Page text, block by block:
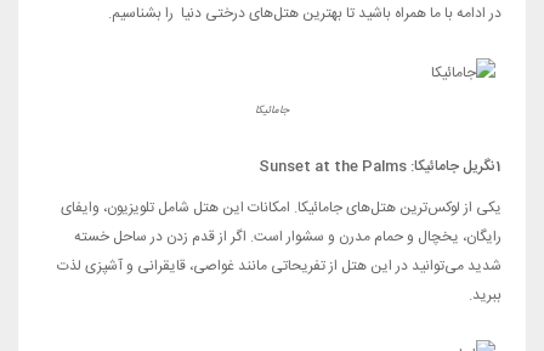
در ادامه با ما همراه باشید تا بهترین هتل‌های درختی دنیا را بشناسیم.
جامائیکا
1نگریل جامائیکا:
Sunset at the Palms
یکی از لوکس‌ترین هتل‌های جامائیکا. امکانات این هتل شامل تلویزیون، وایفای
رایگان، یخچال و حمام مدرن و سشوار است. اگر از قدم زدن در ساحل خسته
شدید می‌توانید در این هتل از تفریحاتی مانند غواصی، قایقرانی و آشپزی لذت
ببرید.